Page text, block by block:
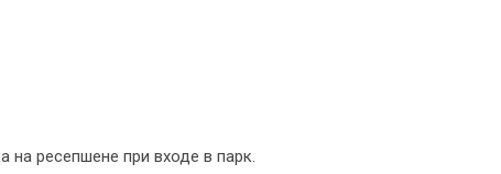
ресепшене при входе в парк.